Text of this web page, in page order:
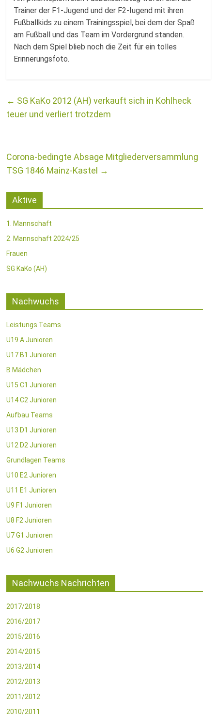
Trainer der F1-Jugend und der F2-Iugend mit ihren
Fußballkids zu einem Trainingsspiel, bei dem der Spaß
am Fußball und das Team im Vordergrund standen.
Nach dem Spiel blieb noch die Zeit für ein tolles
Erinnerungsfoto.
← SG KaKo 2012 (AH) verkauft sich in Kohlheck
teuer und verliert trotzdem
Corona-bedingte Absage Mitgliederversammlung
TSG 1846 Mainz-Kastel →
Aktive
1. Mannschaft
2. Mannschaft 2024/25
Frauen
SG KaKo (AH)
Nachwuchs
Leistungs Teams
U19 A Junioren
U17 B1 Junioren
B Mädchen
U15 C1 Junioren
U14 C2 Junioren
Aufbau Teams
U13 D1 Junioren
U12 D2 Junioren
Grundlagen Teams
U10 E2 Junioren
U11 E1 Junioren
U9 F1 Junioren
U8 F2 Junioren
U7 G1 Junioren
U6 G2 Junioren
Nachwuchs Nachrichten
2017/2018
2016/2017
2015/2016
2014/2015
2013/2014
2012/2013
2011/2012
2010/2011